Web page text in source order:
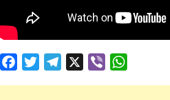
FacebookTwitterTelegram Viber